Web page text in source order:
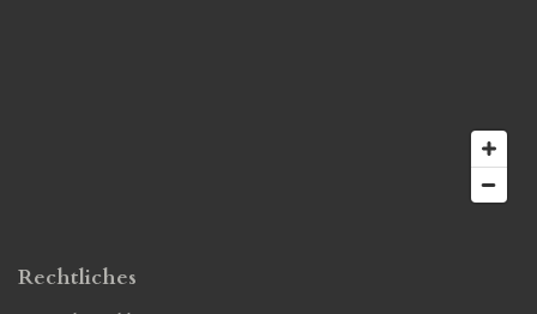
Rechtliches